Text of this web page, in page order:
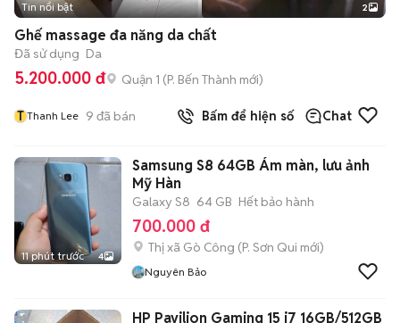
Tin nổi bật 2
Ghế massage đa năng da chất
Đã sử dụng Da
5.200.000 đ Quận 1 (P. Bến Thành mới)
T Thanh Lee 9 đã bán Bấm để hiện số Chat
11 phút trước 4
Samsung S8 64GB Ám màn, lưu ảnh
Mỹ Hàn
Galaxy S8 64 GB Hết bảo hành
700.000 đ
Thị xã Gò Công (P. Sơn Qui mới)
Nguyên Bảo
HP Pavilion Gaming 15 i7 16GB/512GB